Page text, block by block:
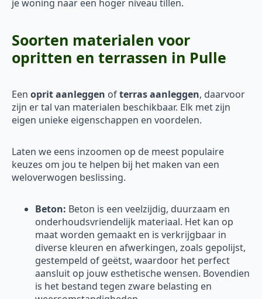
je woning naar een hoger niveau tillen.
Soorten materialen voor
opritten en terrassen in Pulle
Een oprit aanleggen ofterras aanleggen, daarvoor
zijn er tal van materialen beschikbaar. Elk met zijn
eigen unieke eigenschappen en voordelen.
Laten we eens inzoomen op de meest populaire
keuzes om jou te helpen bij het maken van een
weloverwogen beslissing.
Beton: Beton is een veelzijdig, duurzaam en
onderhoudsvriendelijk materiaal. Het kan op
maat worden gemaakt en is verkrijgbaar in
diverse kleuren en afwerkingen, zoals gepolijst,
gestempeld of geëtst, waardoor het perfect
aansluit op jouw esthetische wensen. Bovendien
is het bestand tegen zware belasting en